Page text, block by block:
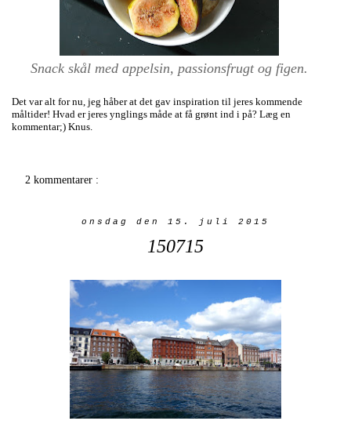
Snack skål med appelsin, passionsfrugt og figen.
Det var alt for nu, jeg håber at det gav inspiration til jeres kommende
måltider! Hvad er jeres ynglings måde at få grønt ind i på? Læg en
kommentar;) Knus.
2 kommentarer :
onsdag den 15. juli 2015
150715